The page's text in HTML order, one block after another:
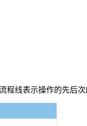
程线表示操作的先后次